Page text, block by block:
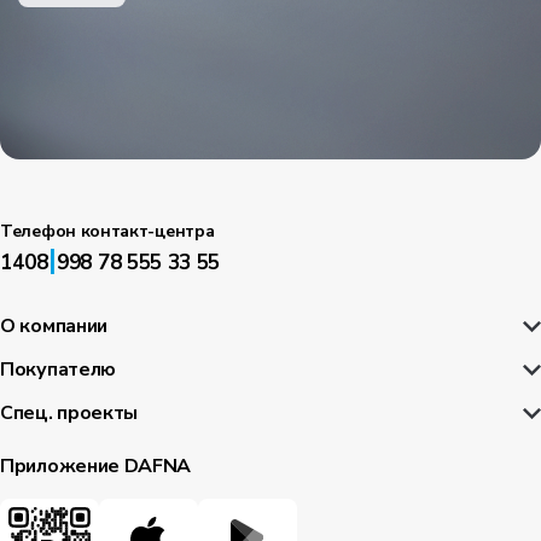
Телефон контакт-центра
1408|998 78 555 33 55
О компании
Покупателю
Спец. проекты
Приложение DAFNA